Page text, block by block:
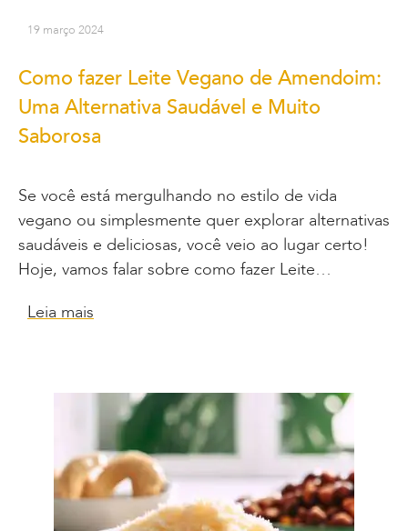
19 março 2024
Como fazer Leite Vegano de Amendoim:
Uma Alternativa Saudável e Muito
Saborosa
Se você está mergulhando no estilo de vida
vegano ou simplesmente quer explorar alternativas
saudáveis e deliciosas, você veio ao lugar certo!
Hoje, vamos falar sobre como fazer Leite…
Leia mais